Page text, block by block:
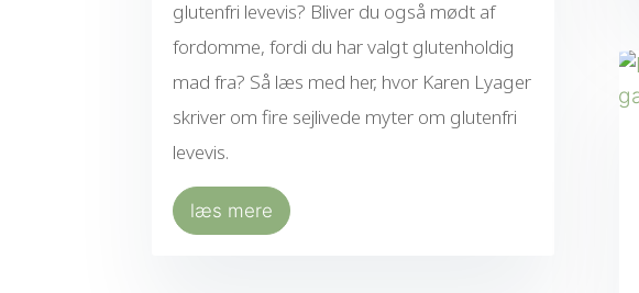
glutenfri levevis? Bliver du også mødt af
fordomme, fordi du har valgt glutenholdig
mad fra? Så læs med her, hvor Karen Lyager
skriver om fire sejlivede myter om glutenfri
levevis.
læs mere